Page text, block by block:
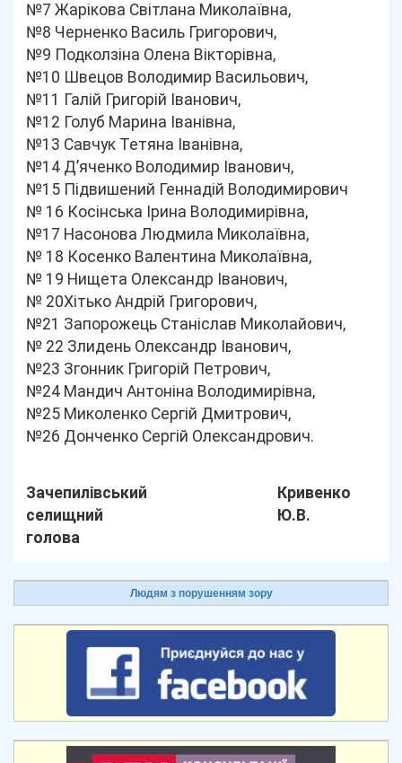
№7 Жарікова Світлана Миколаївна,
№8 Черненко Василь Григорович,
№9 Подколзіна Олена Вікторівна,
№10 Швецов Володимир Васильович,
№11 Галій Григорій Іванович,
№12 Голуб Марина Іванівна,
№13 Савчук Тетяна Іванівна,
№14 Д’яченко Володимир Іванович,
№15 Підвишений Геннадій Володимирович
№ 16 Косінська Ірина Володимирівна,
№17 Насонова Людмила Миколаївна,
№ 18 Косенко Валентина Миколаївна,
№ 19 Нищета Олександр Іванович,
№ 20Хітько Андрій Григорович,
№21 Запорожець Станіслав Миколайович,
№ 22 Злидень Олександр Іванович,
№23 Згонник Григорій Петрович,
№24 Мандич Антоніна Володимирівна,
№25 Миколенко Сергій Дмитрович,
№26 Донченко Сергій Олександрович.
Зачепилівський
селищний
голова
Кривенко
Ю.В.
Людям з порушенням зору